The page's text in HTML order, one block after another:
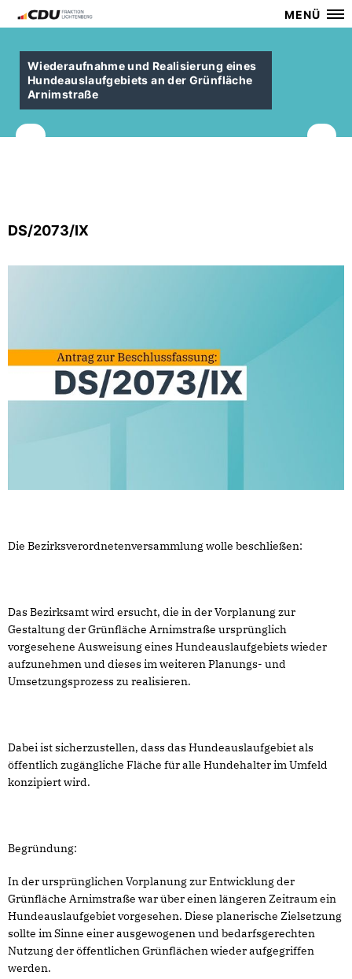
MENÜ
Wiederaufnahme und Realisierung eines
Hundeauslaufgebiets an der Grünfläche
Arnimstraße
DS/2073/IX
Die Bezirksverordnetenversammlung wolle beschließen:
Das Bezirksamt wird ersucht, die in der Vorplanung zur
Gestaltung der Grünfläche Arnimstraße ursprünglich
vorgesehene Ausweisung eines Hundeauslaufgebiets wieder
aufzunehmen und dieses im weiteren Planungs- und
Umsetzungsprozess zu realisieren.
Dabei ist sicherzustellen, dass das Hundeauslaufgebiet als
öffentlich zugängliche Fläche für alle Hundehalter im Umfeld
konzipiert wird.
Begründung:
In der ursprünglichen Vorplanung zur Entwicklung der
Grünfläche Arnimstraße war über einen längeren Zeitraum ein
Hundeauslaufgebiet vorgesehen. Diese planerische Zielsetzung
sollte im Sinne einer ausgewogenen und bedarfsgerechten
Nutzung der öffentlichen Grünflächen wieder aufgegriffen
werden.